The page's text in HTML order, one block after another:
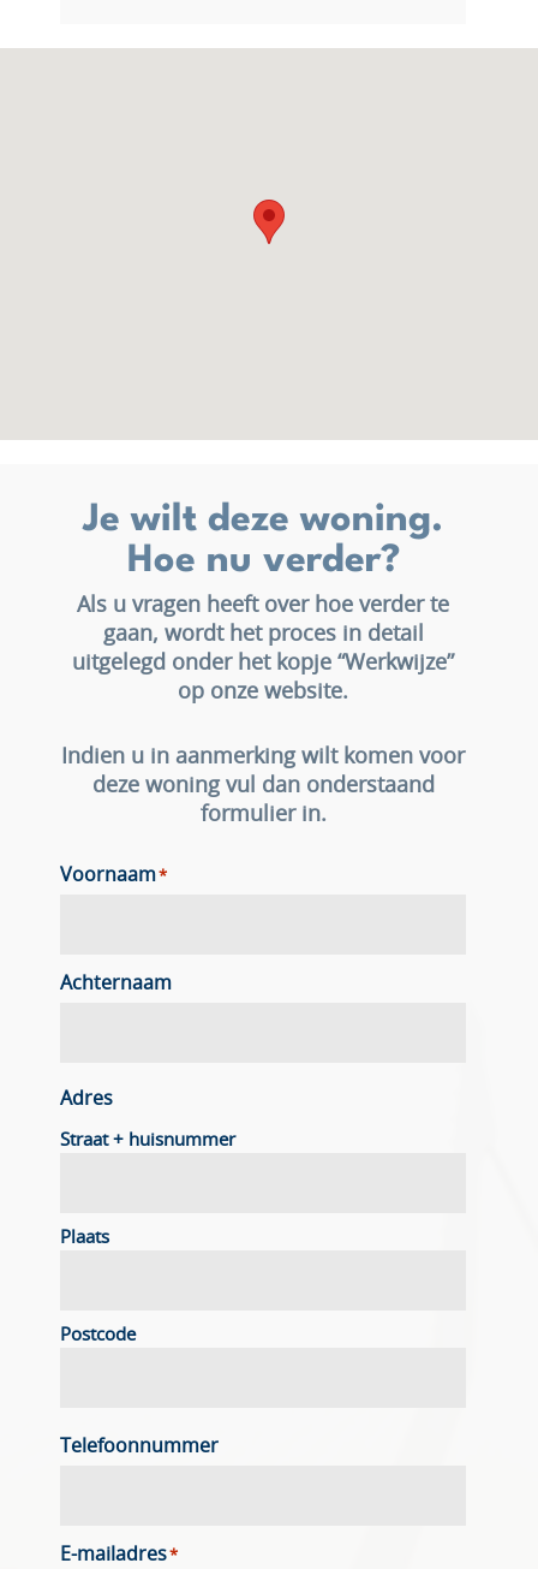
Je wilt deze woning.
Hoe nu verder?
Als u vragen heeft over hoe verder te
gaan, wordt het proces in detail
uitgelegd onder het kopje “Werkwijze”
op onze website.
Indien u in aanmerking wilt komen voor
deze woning vul dan onderstaand
formulier in.
Voornaam*
Achternaam
Adres
Straat + huisnummer
Plaats
Postcode
Telefoonnummer
E-mailadres*